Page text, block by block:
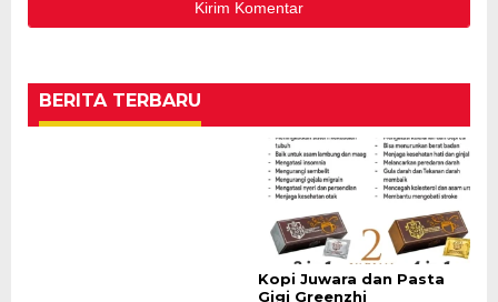
BERITA TERBARU
Kopi Juwara dan Pasta
Gigi Greenzhi